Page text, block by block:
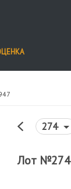
274
Лот №274